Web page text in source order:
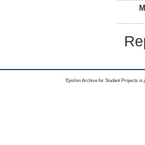
Epsilon Archive for Student Projects is